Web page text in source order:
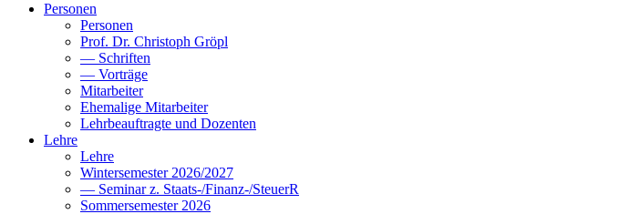
Personen
Personen
Prof. Dr. Christoph Gröpl
— Schriften
— Vorträge
Mitarbeiter
Ehemalige Mitarbeiter
Lehrbeauftragte und Dozenten
Lehre
Lehre
Wintersemester 2026/2027
— Seminar z. Staats-/Finanz-/SteuerR
Sommersemester 2026